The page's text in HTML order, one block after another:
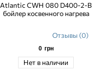
Atlantic CWH 080 D400-2-B
бойлер косвенного нагрева
Отзывы (0)
0 грн
Нет в наличии